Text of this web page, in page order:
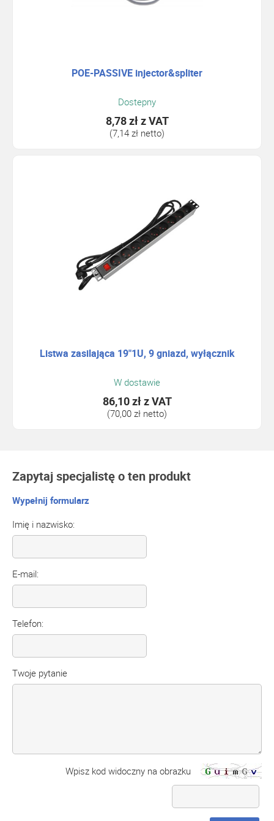
POE-PASSIVE injector&spliter
Dostepny
8,78 złz VAT
(7,14 zł netto)
Listwa zasilająca 19"1U, 9 gniazd, wyłącznik
W dostawie
86,10 złz VAT
(70,00 zł netto)
Zapytaj specjalistę o ten produkt
Wypełnij formularz
Imię i nazwisko:
E-mail:
Telefon:
Twoje pytanie
Wpisz kod widoczny na obrazku